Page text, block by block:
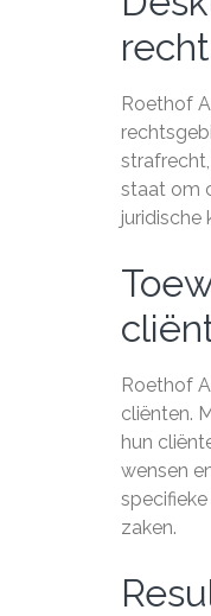
Roethof
staat om
juridische
Roethof
cliënten.
hun
wensen
zaken.